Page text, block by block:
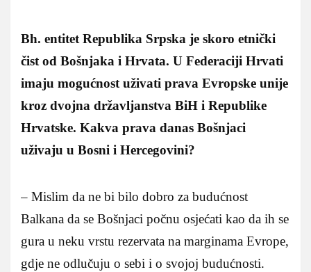
Bh. entitet Republika Srpska je skoro etnički
čist od Bošnjaka i Hrvata. U Federaciji Hrvati
imaju mogućnost uživati prava Evropske unije
kroz dvojna državljanstva BiH i Republike
Hrvatske. Kakva prava danas Bošnjaci
uživaju u Bosni i Hercegovini?
– Mislim da ne bi bilo dobro za budućnost
Balkana da se Bošnjaci počnu osjećati kao da ih se
gura u neku vrstu rezervata na marginama Evrope,
gdje ne odlučuju o sebi i o svojoj budućnosti.